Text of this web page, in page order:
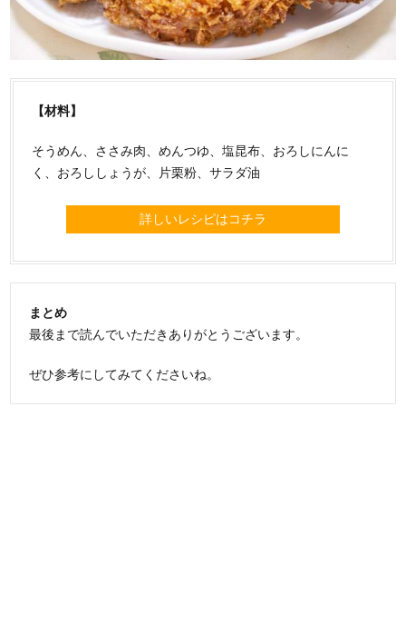
【材料】
そうめん、ささみ肉、めんつゆ、塩昆布、おろしにんに
く、おろししょうが、片栗粉、サラダ油
詳しいレシピはコチラ
まとめ
最後まで読んでいただきありがとうございます。
ぜひ参考にしてみてくださいね。